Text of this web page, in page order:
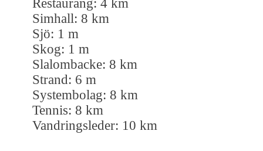
Restaurang: 4 km
Simhall: 8 km
Sjö: 1 m
Skog: 1 m
Slalombacke: 8 km
Strand: 6 m
Systembolag: 8 km
Tennis: 8 km
Vandringsleder: 10 km